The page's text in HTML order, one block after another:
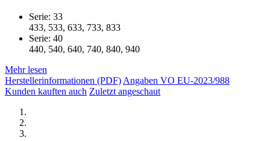
Serie: 33
433, 533, 633, 733, 833
Serie: 40
440, 540, 640, 740, 840, 940
Mehr lesen
Herstellerinformationen (PDF)Angaben VO EU-2023/988
Kunden kauften auch Zuletzt angeschaut